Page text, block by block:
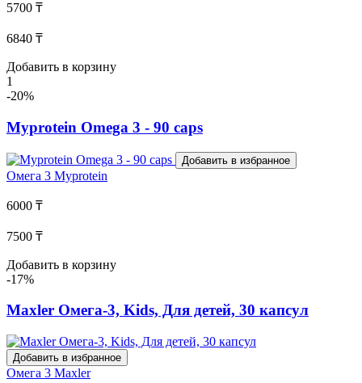
5700 ₸
6840 ₸
Добавить в корзину
1
-20%
Myprotein Omega 3 - 90 caps
Добавить в избранное
Омега 3 Myprotein
6000 ₸
7500 ₸
Добавить в корзину
-17%
Maxler Омега-3, Kids, Для детей, 30 капсул
Добавить в избранное
Омега 3 Maxler